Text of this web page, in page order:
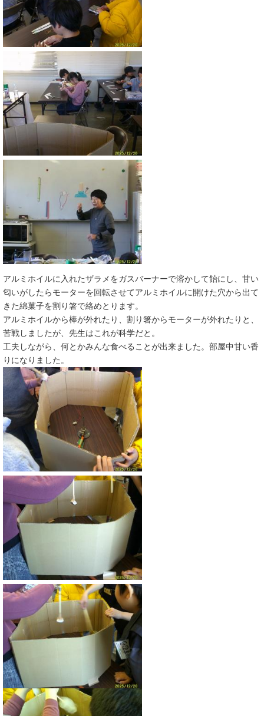
アルミホイルに入れたザラメをガスバーナーで溶かして飴にし、甘い
匂いがしたらモーターを回転させてアルミホイルに開けた穴から出て
きた綿菓子を割り箸で絡めとります。
アルミホイルから棒が外れたり、割り箸からモーターが外れたりと、
苦戦しましたが、先生はこれが科学だと。
工夫しながら、何とかみんな食べることが出来ました。部屋中甘い香
りになりました。